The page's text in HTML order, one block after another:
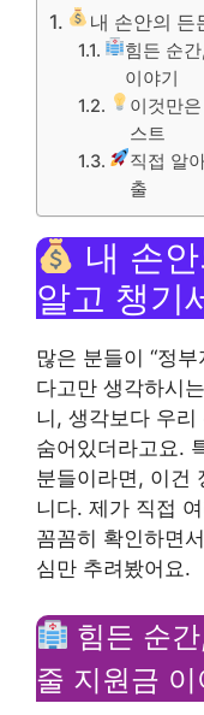
내 손안의 든
힘든 순
이야기
이것만
스트
직접 알
출
내 손
알고 챙기
많은 분들이 “정
다고만 생각하시
니, 생각보다 우리
숨어있더라고요.
분들이라면, 이건
니다. 제가 직접
꼼꼼히 확인하면
심만 추려봤어요.
힘든 순
줄 지원금 이